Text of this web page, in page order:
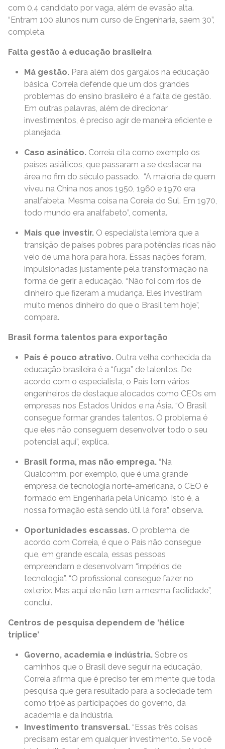
com 0,4 candidato por vaga, além de evasão alta.
“Entram 100 alunos num curso de Engenharia, saem 30”,
completa.
Falta gestão à educação brasileira
Má gestão. Para além dos gargalos na educação
básica, Correia defende que um dos grandes
problemas do ensino brasileiro é a falta de gestão.
Em outras palavras, além de direcionar
investimentos, é preciso agir de maneira eficiente e
planejada.
Caso asinático. Correia cita como exemplo os
países asiáticos, que passaram a se destacar na
área no fim do século passado. “A maioria de quem
viveu na China nos anos 1950, 1960 e 1970 era
analfabeta. Mesma coisa na Coreia do Sul. Em 1970,
todo mundo era analfabeto”, comenta.
Mais que investir. O especialista lembra que a
transição de países pobres para potências ricas não
veio de uma hora para hora. Essas nações foram,
impulsionadas justamente pela transformação na
forma de gerir a educação. “Não foi com rios de
dinheiro que fizeram a mudança. Eles investiram
muito menos dinheiro do que o Brasil tem hoje”,
compara.
Brasil forma talentos para exportação
País é pouco atrativo. Outra velha conhecida da
educação brasileira é a “fuga” de talentos. De
acordo com o especialista, o País tem vários
engenheiros de destaque alocados como CEOs em
empresas nos Estados Unidos e na Ásia. “O Brasil
consegue formar grandes talentos. O problema é
que eles não conseguem desenvolver todo o seu
potencial aqui”, explica.
Brasil forma, mas não emprega. “Na
Qualcomm, por exemplo, que é uma grande
empresa de tecnologia norte-americana, o CEO é
formado em Engenharia pela Unicamp. Isto é, a
nossa formação está sendo útil lá fora”, observa.
Oportunidades escassas. O problema, de
acordo com Correia, é que o País não consegue
que, em grande escala, essas pessoas
empreendam e desenvolvam “impérios de
tecnologia”. “O profissional consegue fazer no
exterior. Mas aqui ele não tem a mesma facilidade”,
conclui.
Centros de pesquisa dependem de ‘hélice
tríplice’
Governo, academia e indústria. Sobre os
caminhos que o Brasil deve seguir na educação,
Correia afirma que é preciso ter em mente que toda
pesquisa que gera resultado para a sociedade tem
como tripé as participações do governo, da
academia e da indústria.
Investimento transversal. “Essas três coisas
precisam estar em qualquer investimento. Se você